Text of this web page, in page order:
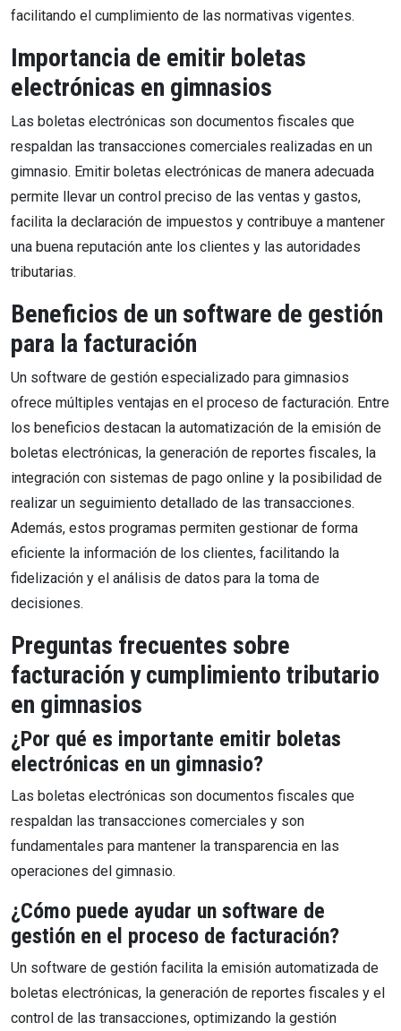
facilitando el cumplimiento de las normativas vigentes.
Importancia de emitir boletas
electrónicas en gimnasios
Las boletas electrónicas son documentos fiscales que
respaldan las transacciones comerciales realizadas en un
gimnasio. Emitir boletas electrónicas de manera adecuada
permite llevar un control preciso de las ventas y gastos,
facilita la declaración de impuestos y contribuye a mantener
una buena reputación ante los clientes y las autoridades
tributarias.
Beneficios de un software de gestión
para la facturación
Un software de gestión especializado para gimnasios
ofrece múltiples ventajas en el proceso de facturación. Entre
los beneficios destacan la automatización de la emisión de
boletas electrónicas, la generación de reportes fiscales, la
integración con sistemas de pago online y la posibilidad de
realizar un seguimiento detallado de las transacciones.
Además, estos programas permiten gestionar de forma
eficiente la información de los clientes, facilitando la
fidelización y el análisis de datos para la toma de
decisiones.
Preguntas frecuentes sobre
facturación y cumplimiento tributario
en gimnasios
¿Por qué es importante emitir boletas
electrónicas en un gimnasio?
Las boletas electrónicas son documentos fiscales que
respaldan las transacciones comerciales y son
fundamentales para mantener la transparencia en las
operaciones del gimnasio.
¿Cómo puede ayudar un software de
gestión en el proceso de facturación?
Un software de gestión facilita la emisión automatizada de
boletas electrónicas, la generación de reportes fiscales y el
control de las transacciones, optimizando la gestión